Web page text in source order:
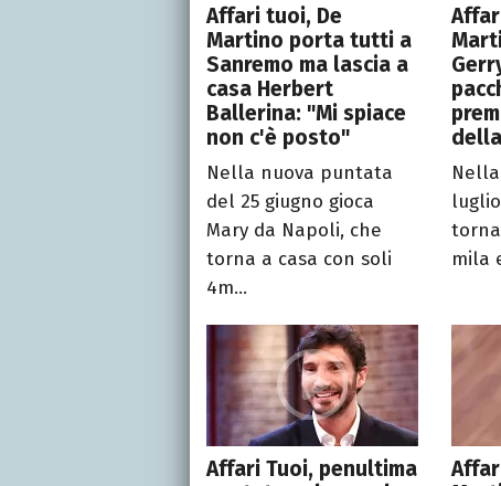
Affari tuoi, De
Martino porta tutti a
Sanremo ma lascia a
casa Herbert
Ballerina: "Mi spiace
non c'è posto"
Nella nuova puntata
del 25 giugno gioca
Mary da Napoli, che
torna a casa con soli
4m...
mila
Affari Tuoi, penultima